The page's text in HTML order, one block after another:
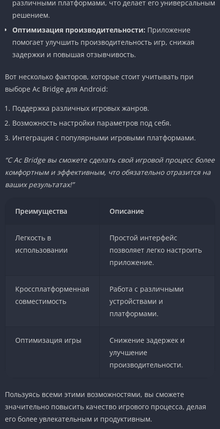
различными платформами, что делает его универсальным
решением.
Оптимизация производительности: Приложение
помогает улучшить производительность игр, снижая
задержки и повышая отзывчивость.
Вот несколько факторов, которые стоит учитывать при
выборе Ac Bridge для Android:
Поддержка различных игровых жанров.
Возможность настройки параметров под себя.
Интеграция с популярными игровыми платформами.
“С Ac Bridge вы сможете сделать свой игровой процесс более
комфортным и эффективным, что обязательно отразится на
ваших результатах!”
Преимущества Описание
Легкость в
использовании
Простой интерфейс
позволяет легко настроить
приложение.
Кроссплатформенная
совместимость
Работа с различными
устройствами и
платформами.
Оптимизация игры
Снижение задержек и
улучшение
производительности.
Пользуясь всеми этими возможностями, вы сможете
значительно повысить качество игрового процесса, делая
его более увлекательным и продуктивным.